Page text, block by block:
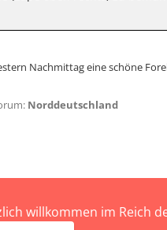
Nachmittag eine schöne
Norddeutschland
willkommen im Reich